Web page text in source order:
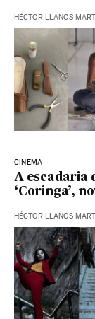
HÉCTOR LLANOS
CINEMA
A escadaria
‘Coringa’,
HÉCTOR LLANOS